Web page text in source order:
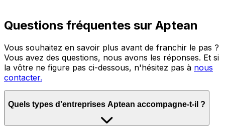
Questions fréquentes sur Aptean
Vous souhaitez en savoir plus avant de franchir le pas ?
Vous avez des questions, nous avons les réponses. Et si
la vôtre ne figure pas ci-dessous, n'hésitez pas à nous
contacter.
Quels types d'entreprises Aptean accompagne-t-il ?